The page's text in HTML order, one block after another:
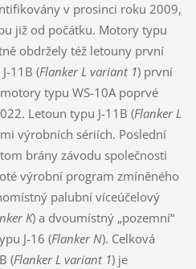
v prosinci roku 2009,
již od počátku. Motory typu
obdržely též letouny první
11B (Flanker L variant 1) první
typu WS-10A poprvé
Letoun typu J-11B (Flanker L
výrobních sériích. Poslední
brány závodu společnosti
výrobní program zmíněného
palubní víceúčelový
K) a dvoumístný „pozemní“
J-16 (Flanker N). Celková
(Flanker L variant 1) je